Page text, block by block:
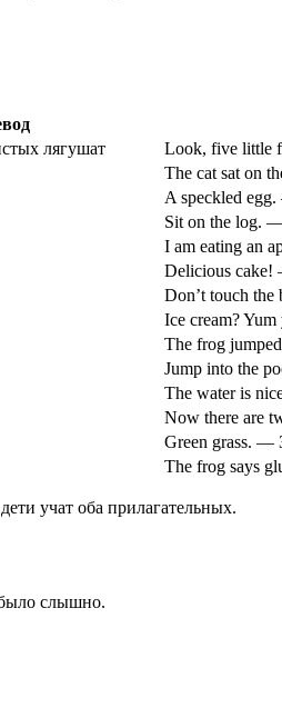
лягушат
Look, five little
The cat sat on
A speckled
Sit on the log.
I am eating an
Delicious
Don’t touch
Ice cream?
The frog
Jump into the
The water is
Now there are
Green grass. —
The frog says
учат оба прилагательных.
слышно.